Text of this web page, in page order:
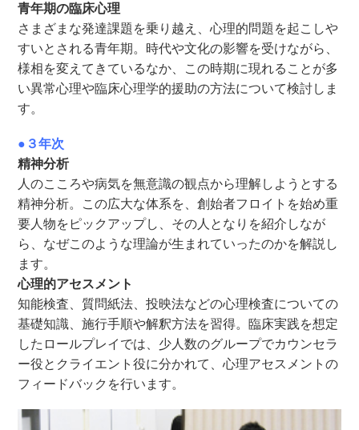
青年期の臨床心理
さまざまな発達課題を乗り越え、心理的問題を起こしや
すいとされる青年期。時代や文化の影響を受けながら、
様相を変えてきているなか、この時期に現れることが多
い異常心理や臨床心理学的援助の方法について検討しま
す。
●３年次
精神分析
人のこころや病気を無意識の観点から理解しようとする
精神分析。この広大な体系を、創始者フロイトを始め重
要人物をピックアップし、その人となりを紹介しなが
ら、なぜこのような理論が生まれていったのかを解説し
ます。
心理的アセスメント
知能検査、質問紙法、投映法などの心理検査についての
基礎知識、施行手順や解釈方法を習得。臨床実践を想定
したロールプレイでは、少人数のグループでカウンセラ
ー役とクライエント役に分かれて、心理アセスメントの
フィードバックを行います。